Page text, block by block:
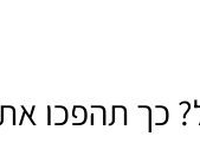
תהפכו את